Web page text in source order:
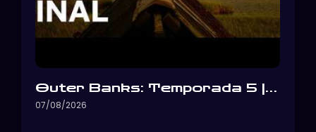
Outer Banks: Temporada 5 |…
07/08/2026